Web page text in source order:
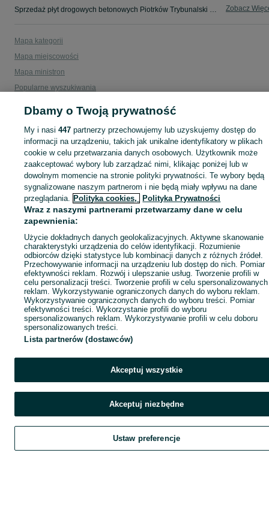
Sprzedaż płyt drogowych betonowych Piotrków Trybunalski ▶️ Szeroki wybór produktów ✅ Nowe i używane w atrakcyjnych cenach ✌ Sprawdź oferty i kupuj na OLX.pl! Zobacz
Mapa kategorii
Mapa miejscowości
Mapa ministron
Popularne wyszukiwania
Szukaj Obserwujesz Dodaj Czat
Dbamy o Twoją prywatność
My i nasi447 partnerzy przechowujemy lub uzyskujemy dostęp do
informacji na urządzeniu, takich jak unikalne identyfikatory w plikach
cookie w celu przetwarzania danych osobowych. Użytkownik może
zaakceptować wybory lub zarządzać nimi, klikając poniżej lub w
dowolnym momencie na stronie polityki prywatności. Te wybory będą
sygnalizowane naszym partnerom i nie będą miały wpływu na dane
przeglądania. Polityka cookies, Polityka Prywatności
Wraz z naszymi partnerami przetwarzamy dane w celu
zapewnienia:
Użycie dokładnych danych geolokalizacyjnych. Aktywne skanowanie
charakterystyki urządzenia do celów identyfikacji. Rozumienie
odbiorców dzięki statystyce lub kombinacji danych z różnych źródeł.
Przechowywanie informacji na urządzeniu lub dostęp do nich. Pomiar
efektywności reklam. Rozwój i ulepszanie usług. Tworzenie profili w
celu personalizacji treści. Tworzenie profili w celu spersonalizowanych
reklam. Wykorzystywanie ograniczonych danych do wyboru reklam.
Wykorzystywanie ograniczonych danych do wyboru treści. Pomiar
efektywności treści. Wykorzystanie profili do wyboru
spersonalizowanych reklam. Wykorzystywanie profili w celu doboru
spersonalizowanych treści.
Lista partnerów (dostawców)
Akceptuj wszystkie
Akceptuj niezbędne
Ustaw preferencje